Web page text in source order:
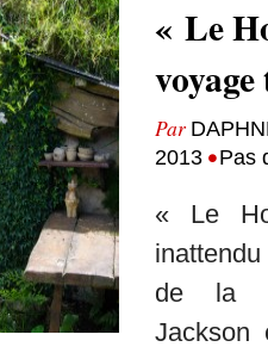
« Le
Par
2013 •Pas
« Le
de la